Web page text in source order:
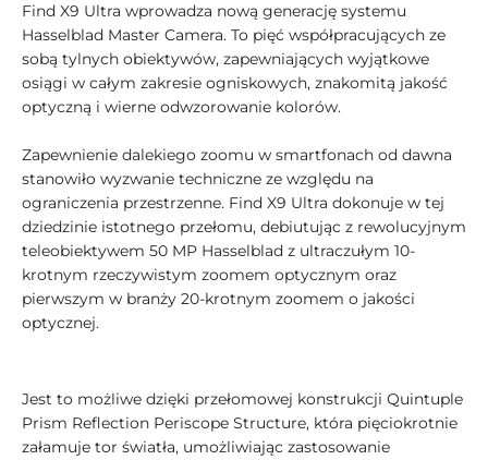
Find X9 Ultra wprowadza nową generację systemu
Hasselblad Master Camera. To pięć współpracujących ze
sobą tylnych obiektywów, zapewniających wyjątkowe
osiągi w całym zakresie ogniskowych, znakomitą jakość
optyczną i wierne odwzorowanie kolorów.
Zapewnienie dalekiego zoomu w smartfonach od dawna
stanowiło wyzwanie techniczne ze względu na
ograniczenia przestrzenne. Find X9 Ultra dokonuje w tej
dziedzinie istotnego przełomu, debiutując z rewolucyjnym
teleobiektywem 50 MP Hasselblad z ultraczułym 10-
krotnym rzeczywistym zoomem optycznym oraz
pierwszym w branży 20-krotnym zoomem o jakości
optycznej.
Jest to możliwe dzięki przełomowej konstrukcji Quintuple
Prism Reflection Periscope Structure, która pięciokrotnie
załamuje tor światła, umożliwiając zastosowanie